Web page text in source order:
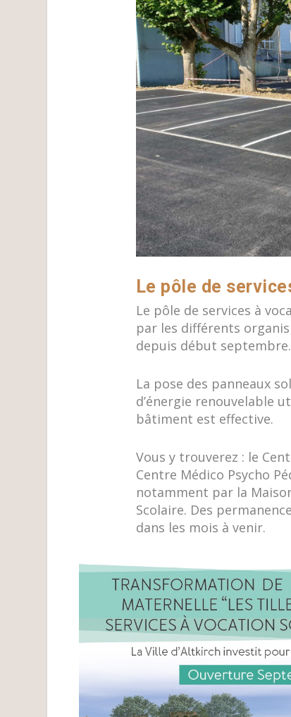
Le pôle de
Le pôle de services à
par les différents
depuis début septembre.
La pose des panneaux
d’énergie renouvelable
bâtiment est effective.
Vous y trouverez : le
Centre Médico Psycho
notamment par la
Scolaire. Des
dans les mois à venir.